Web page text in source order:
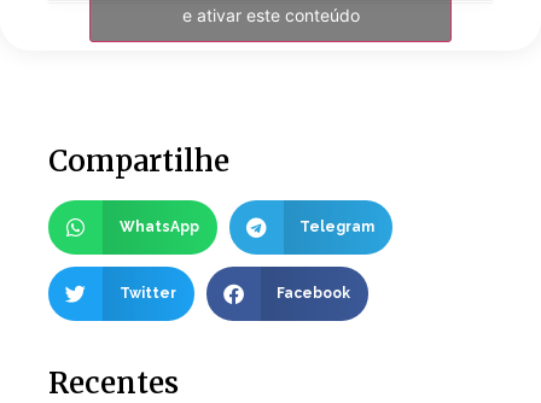
e ativar este conteúdo
Compartilhe
WhatsApp Telegram
Twitter Facebook
Recentes